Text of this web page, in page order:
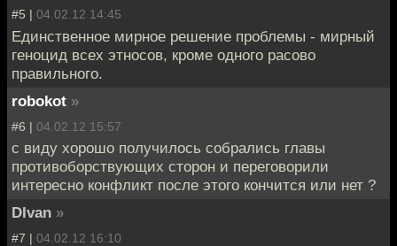
#5 | 04.02.12 14:45
Единственное мирное решение проблемы - мирный
геноцид всех этносов, кроме одного расово
правильного.
robokot »
#6 | 04.02.12 15:57
с виду хорошо получилось собрались главы
противоборствующих сторон и переговорили
интересно конфликт после этого кончится или нет ?
DIvan »
#7 | 04.02.12 16:10